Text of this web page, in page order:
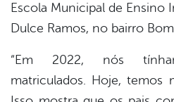
Escola Municipal de Ensino
Dulce Ramos, no bairro
“Em 2022, nós
matriculados. Hoje, temos